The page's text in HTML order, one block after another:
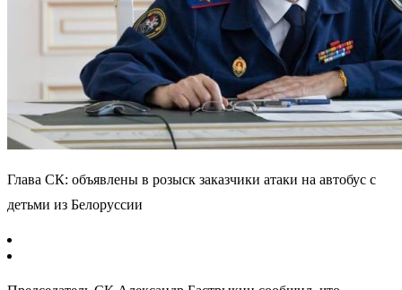
Глава СК: объявлены в розыск заказчики атаки на автобус с
детьми из Белоруссии